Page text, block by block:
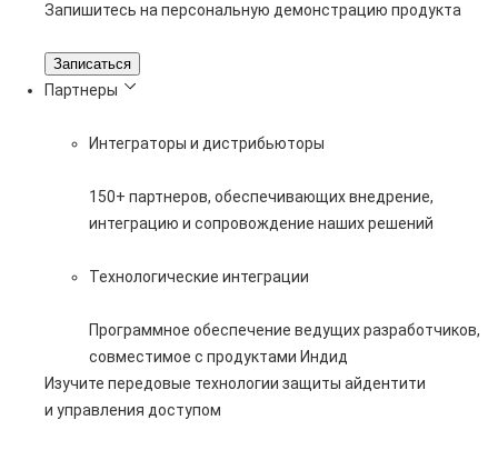
Запишитесь на персональную демонстрацию продукта
Записаться
Партнеры
Интеграторы и дистрибьюторы
150+ партнеров, обеспечивающих внедрение,
интеграцию и сопровождение наших решений
Технологические интеграции
Программное обеспечение ведущих разработчиков,
совместимое с продуктами Индид
Изучите передовые технологии защиты айдентити
и управления доступом